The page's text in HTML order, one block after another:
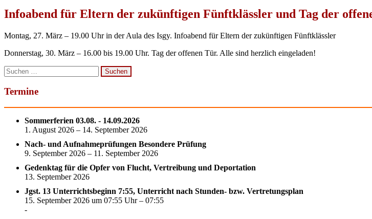
Infoabend für Eltern der zukünftigen Fünftklässler und Tag der
Montag, 27. März – 19.00 Uhr in der Aula des Isgy. Infoabend für Eltern der zukünftigen Fünftklässler
Donnerstag, 30. März – 16.00 bis 19.00 Uhr. Tag der offenen Tür. Alle sind herzlich eingeladen!
Suchen
nach:
Termine
Sommerferien 03.08. - 14.09.2026
1. August 2026 – 14. September 2026
Nach- und Aufnahmeprüfungen Besondere Prüfung
9. September 2026 – 11. September 2026
Gedenktag für die Opfer von Flucht, Vertreibung und Deportation
13. September 2026
Jgst. 13 Unterrichtsbeginn 7:55, Unterricht nach Stunden- bzw. Vertretungsplan
15. September 2026 um 07:55 Uhr – 07:55
-